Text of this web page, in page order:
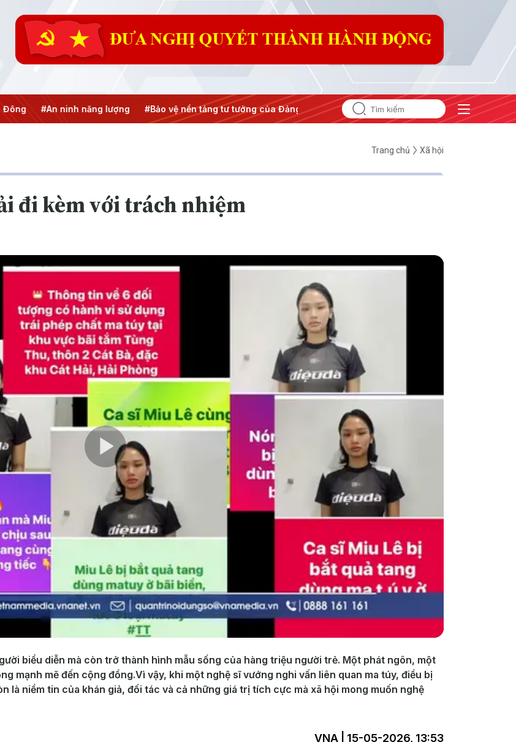
năng lượng #Bảo vệ nền tảng tư tưởng của Đảng #Hội nghị Trung ương 3
Trang chủ Xã hội
đi kèm với trách nhiệm
Play
Video
biểu diễn mà còn trở thành hình mẫu sống của hàng triệu người trẻ. Một phát ngôn, một
mạnh mẽ đến cộng đồng.Vì vậy, khi một nghệ sĩ vướng nghi vấn liên quan ma túy, điều bị
là niềm tin của khán giả, đối tác và cả những giá trị tích cực mà xã hội mong muốn nghệ
VNA | 15-05-2026, 13:53